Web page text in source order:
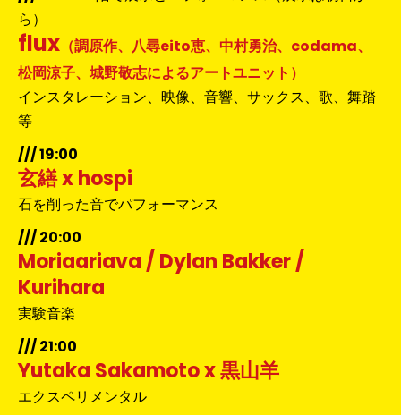
ら）
flux （調原作、八尋eito恵、中村勇治、codama、
松岡涼子、城野敬志によるアートユニット）
インスタレーション、映像、音響、サックス、歌、舞踏
等
/// 19:00
玄繕 x hospi
石を削った音でパフォーマンス
/// 20:00
Moriaariava / Dylan Bakker /
Kurihara
実験音楽
/// 21:00
Yutaka Sakamoto x 黒山羊
エクスペリメンタル